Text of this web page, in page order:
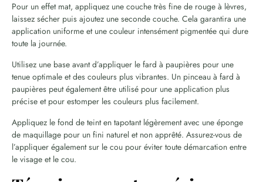
Pour un effet mat, appliquez une couche très fine de rouge à lèvres,
laissez sécher puis ajoutez une seconde couche. Cela garantira une
application uniforme et une couleur intensément pigmentée qui dure
toute la journée.
Utilisez une base avant d’appliquer le fard à paupières pour une
tenue optimale et des couleurs plus vibrantes. Un pinceau à fard à
paupières peut également être utilisé pour une application plus
précise et pour estomper les couleurs plus facilement.
Appliquez le fond de teint en tapotant légèrement avec une éponge
de maquillage pour un fini naturel et non apprêté. Assurez-vous de
l’appliquer également sur le cou pour éviter toute démarcation entre
le visage et le cou.